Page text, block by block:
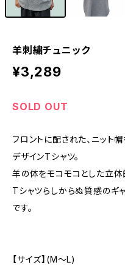
羊刺繍チュニック
¥3,289
SOLD OUT
フロントに配された、ニット
デザインTシャツ。
羊の体をモコモコとした立
Tシャツらしからぬ質感のギ
です。
【サイズ】(M〜L)